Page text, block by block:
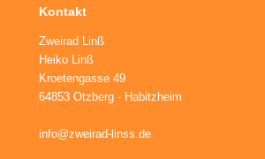
Kontakt
Zweirad Linß
Heiko Linß
Kroetengasse 49
64853 Otzberg - Habitzheim
info@zweirad-linss.de